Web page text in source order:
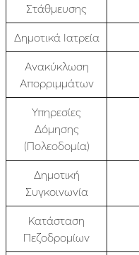
Στάθμευσης
Δημοτικά Ιατρεία
Ανακύκλωση
Απορριμμάτων
Υπηρεσίες
Δόμησης
(Πολεοδομία)
Δημοτική
Συγκοινωνία
Κατάσταση
Πεζοδρομίων